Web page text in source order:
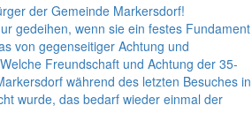
der Gemeinde Markersdorf!
gedeihen, wenn sie ein festes Fundament
von gegenseitiger Achtung und
Freundschaft und Achtung der 35-
während des letzten Besuches in
wurde, das bedarf wieder einmal der